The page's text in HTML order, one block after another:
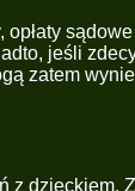
jeśli
zatem
dzieckiem.